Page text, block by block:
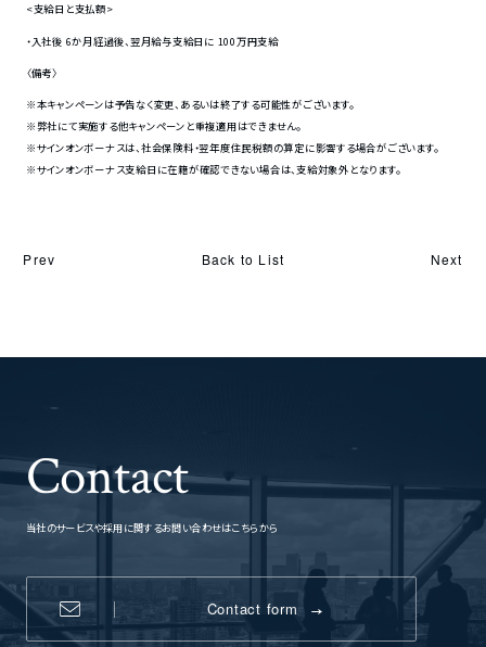
<支給日と支払額>
・入社後 6か月経過後、翌月給与支給日に 100万円支給
〈備考〉
※本キャンペーンは予告なく変更、あるいは終了する可能性がございます。
※弊社にて実施する他キャンペーンと重複適用はできません。
※サインオンボーナスは、社会保険料・翌年度住民税額の算定に影響する場合がございます。
※サインオンボーナス支給日に在籍が確認できない場合は、支給対象外となります。
Prev Back to List Next
Contact
当社のサービスや採用に関するお問い合わせはこちらから
Contact form